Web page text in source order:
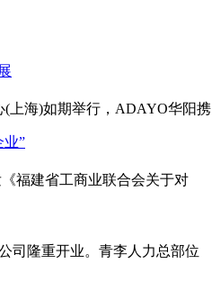
海)如期举行，ADAYO华阳携
福建省工商业联合会关于对
隆重开业。青李人力总部位